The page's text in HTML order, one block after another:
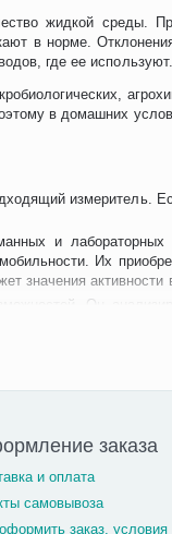
жидкой среды.
в норме.
где ее
в домашних
измеритель.
и
Их
значения
Он
важны в
и
смотря на
Напряжение
заказа
и оплата
самовывоза
заказ, условия